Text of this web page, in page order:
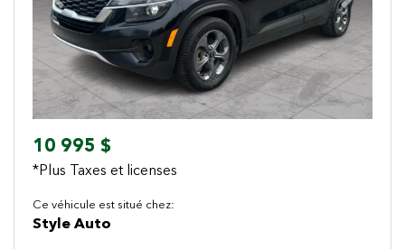
Previous Next
10 995 $
*Plus Taxes et licenses
Ce véhicule est situé chez:
Style Auto